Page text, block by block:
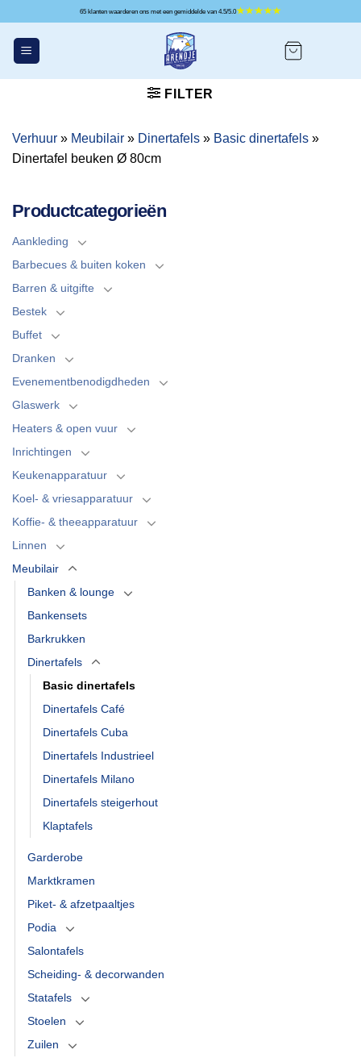
inhoud
65 klanten waarderen ons met een gemiddelde van 4.5/5.0
FILTER
Verhuur » Meubilair » Dinertafels » Basic dinertafels »
Dinertafel beuken Ø 80cm
Productcategorieën
Aankleding
Barbecues & buiten koken
Barren & uitgifte
Bestek
Buffet
Dranken
Evenementbenodigdheden
Glaswerk
Heaters & open vuur
Inrichtingen
Keukenapparatuur
Koel- & vriesapparatuur
Koffie- & theeapparatuur
Linnen
Meubilair
Banken & lounge
Bankensets
Barkrukken
Dinertafels
Basic dinertafels
Dinertafels Café
Dinertafels Cuba
Dinertafels Industrieel
Dinertafels Milano
Dinertafels steigerhout
Klaptafels
Garderobe
Marktkramen
Piket- & afzetpaaltjes
Podia
Salontafels
Scheiding- & decorwanden
Statafels
Stoelen
Zuilen